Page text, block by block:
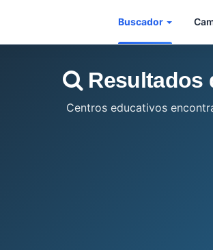
Buscador
Resultados
Centros educativos